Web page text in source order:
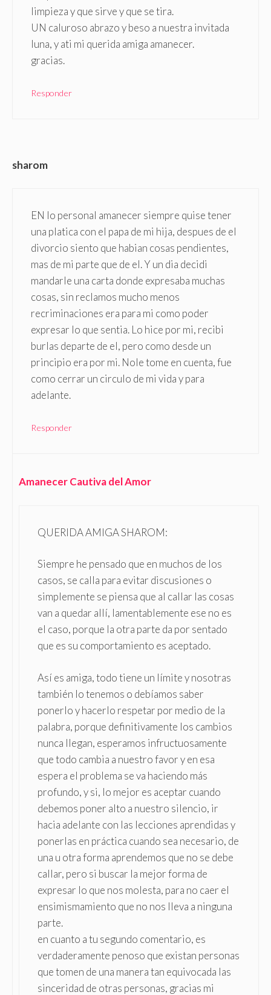
limpieza y que sirve y que se tira.
UN caluroso abrazo y beso a nuestra invitada
luna, y ati mi querida amiga amanecer.
gracias.
Responder
sharom
EN lo personal amanecer siempre quise tener
una platica con el papa de mi hija, despues de el
divorcio siento que habian cosas pendientes,
mas de mi parte que de el. Y un dia decidi
mandarle una carta donde expresaba muchas
cosas, sin reclamos mucho menos
recriminaciones era para mi como poder
expresar lo que sentia. Lo hice por mi, recibi
burlas departe de el, pero como desde un
principio era por mi. Nole tome en cuenta, fue
como cerrar un circulo de mi vida y para
adelante.
Responder
Amanecer Cautiva del Amor
QUERIDA AMIGA SHAROM:
Siempre he pensado que en muchos de los
casos, se calla para evitar discusiones o
simplemente se piensa que al callar las cosas
van a quedar allí, lamentablemente ese no es
el caso, porque la otra parte da por sentado
que es su comportamiento es aceptado.
Así es amiga, todo tiene un límite y nosotras
también lo tenemos o debíamos saber
ponerlo y hacerlo respetar por medio de la
palabra, porque definitivamente los cambios
nunca llegan, esperamos infructuosamente
que todo cambia a nuestro favor y en esa
espera el problema se va haciendo más
profundo, y si, lo mejor es aceptar cuando
debemos poner alto a nuestro silencio, ir
hacia adelante con las lecciones aprendidas y
ponerlas en práctica cuando sea necesario, de
una u otra forma aprendemos que no se debe
callar, pero si buscar la mejor forma de
expresar lo que nos molesta, para no caer el
ensimismamiento que no nos lleva a ninguna
parte.
en cuanto a tu segundo comentario, es
verdaderamente penoso que existan personas
que tomen de una manera tan equivocada las
sinceridad de otras personas, gracias mi